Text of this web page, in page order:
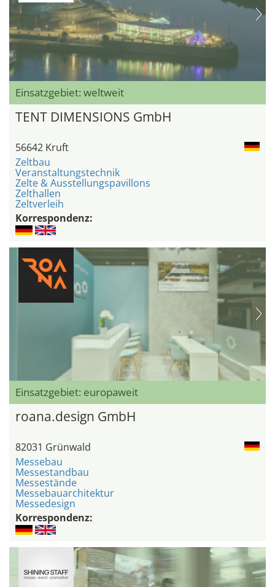
Einsatzgebiet: weltweit
TENT DIMENSIONS GmbH
56642 Kruft
Zeltbau
Veranstaltungstechnik
Zelte & Ausstellungspavillons
Zelthallen
Zeltverleih
Korrespondenz:
Einsatzgebiet: europaweit
roana.design GmbH
82031 Grünwald
Messebau
Messestandbau
Messestände
Messebauarchitektur
Messedesign
Korrespondenz: